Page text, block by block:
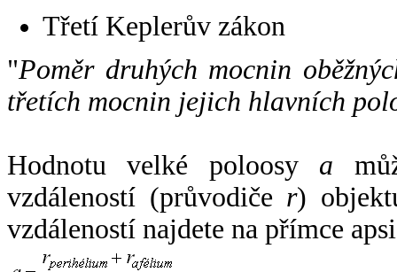
Třetí Keplerův zákon
"Poměr druhých mocnin
třetích mocnin jejich hlavních
Hodnotu velké poloosy a
vzdáleností (průvodiče r)
vzdáleností najdete na přímce